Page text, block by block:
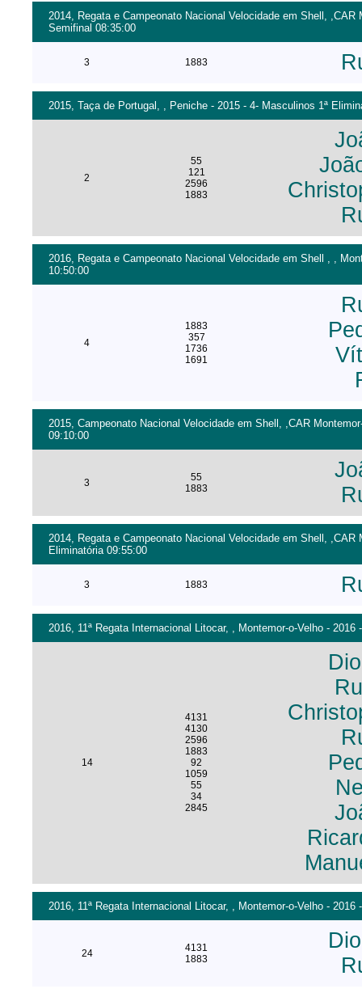
2014, Regata e Campeonato Nacional Velocidade em Shell,
Semifinal 08:35:00
3 1883
2015, Taça de Portugal, , Peniche - 2015 - 4- Masculinos 1ª
2
55
121
2596
1883
2016, Regata e Campeonato Nacional Velocidade em Shell , ,
10:50:00
4
1883
357
1736
1691
2015, Campeonato Nacional Velocidade em Shell, ,CAR
09:10:00
3
55
1883
2014, Regata e Campeonato Nacional Velocidade em Shell,
Eliminatória 09:55:00
3 1883
2016, 11ª Regata Internacional Litocar, , Montemor-o-Velho -
14
4131
4130
2596
1883
92
1059
55
34
2845
2016, 11ª Regata Internacional Litocar, , Montemor-o-Velho -
24
4131
1883